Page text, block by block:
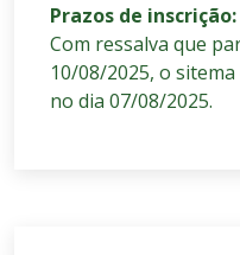
Prazos de
Com ressalva que
10/08/2025, o
no dia 07/08/2025.